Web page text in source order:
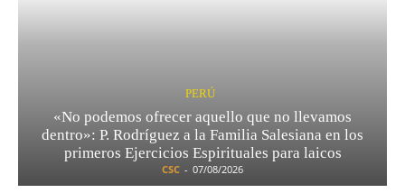
PERÚ
«No podemos ofrecer aquello que no llevamos
dentro»: P. Rodríguez a la Familia Salesiana en los
primeros Ejercicios Espirituales para laicos
CSC - 07/08/2026